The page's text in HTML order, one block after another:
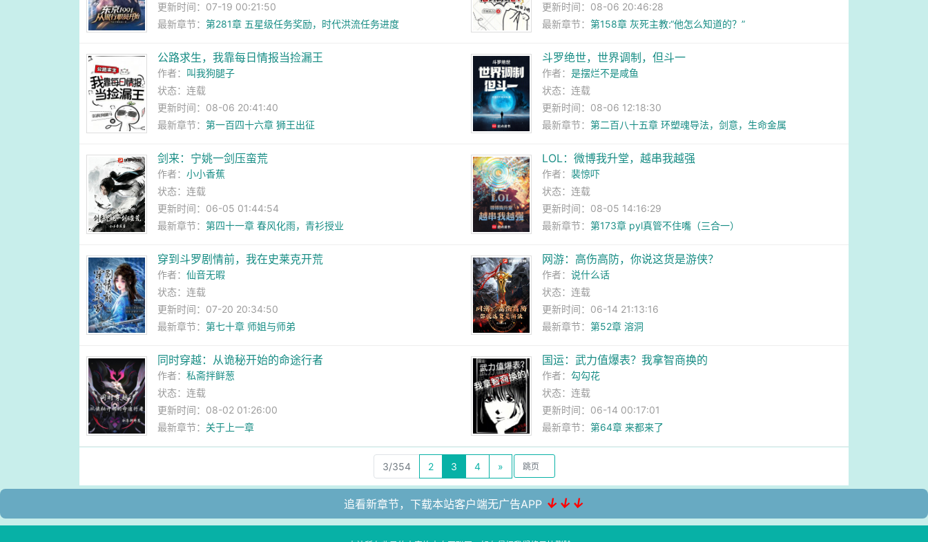
更新时间：07-19 00:21:50
最新章节：第281章 五星级任务奖励，时代洪流任务进度
更新时间：08-06 20:46:28
最新章节： 第158章 灰死主教:“他怎么知道的？”
公路求生，我靠每日情报当捡漏王
作者： 叫我狗腿子
状态：连载
更新时间：08-06 20:41:40
最新章节：第一百四十六章 狮王出征
斗罗绝世，世界调制，但斗一
作者： 是摆烂不是咸鱼
状态：连载
更新时间：08-06 12:18:30
最新章节： 第二百八十五章 环塑魂导法，剑意，生命金属
剑来：宁姚一剑压蛮荒
作者：小小香蕉
状态：连载
更新时间：06-05 01:44:54
最新章节：第四十一章 春风化雨，青衫授业
LOL：微博我升堂，越串我越强
作者： 裴惊吓
状态：连载
更新时间：08-05 14:16:29
最新章节： 第173章 pyl真管不住嘴（三合一）
穿到斗罗剧情前，我在史莱克开荒
作者：仙音无暇
状态：连载
更新时间：07-20 20:34:50
最新章节：第七十章 师姐与师弟
网游：高伤高防，你说这货是游侠？
作者： 说什么话
状态：连载
更新时间：06-14 21:13:16
最新章节： 第52章 溶洞
同时穿越：从诡秘开始的命途行者
作者：私斋拌鲜葱
状态：连载
更新时间：08-02 01:26:00
最新章节： 关于上一章
国运：武力值爆表？我拿智商换的
作者： 勾勾花
状态：连载
更新时间：06-14 00:17:01
最新章节： 第64章 来都来了
3/354 2 3 4 »
追看新章节，下载本站客户端无广告APP ↓↓↓